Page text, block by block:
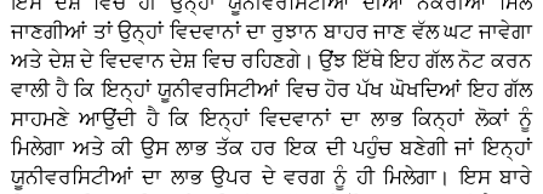
ਜਾਣਗੀਆਂ ਤਾਂ ਉਨ੍ਹਾਂ ਵਿਦਵਾਨਾਂ ਦਾ ਰੁਝਾਨ ਬਾਹਰ ਜਾਣ ਵੱਲ ਘਟ ਜਾਵੇਗਾ
ਅਤੇ ਦੇਸ਼ ਦੇ ਵਿਦਵਾਨ ਦੇਸ਼ ਵਿਚ ਰਹਿਣਗੇ। ਉਂਝ ਇੱਥੇ ਇਹ ਗੱਲ ਨੋਟ ਕਰਨ
ਵਾਲੀ ਹੈ ਕਿ ਇਨ੍ਹਾਂ ਯੂਨੀਵਰਸਿਟੀਆਂ ਵਿਚ ਹੋਰ ਪੱਖ ਘੋਖਦਿਆਂ ਇਹ ਗੱਲ
ਸਾਹਮਣੇ ਆਉਂਦੀ ਹੈ ਕਿ ਇਨ੍ਹਾਂ ਵਿਦਵਾਨਾਂ ਦਾ ਲਾਭ ਕਿਨ੍ਹਾਂ ਲੋਕਾਂ ਨੂੰ
ਮਿਲੇਗਾ ਅਤੇ ਕੀ ਉਸ ਲਾਭ ਤੱਕ ਹਰ ਇਕ ਦੀ ਪਹੁੰਚ ਬਣੇਗੀ ਜਾਂ ਇਨ੍ਹਾਂ
ਯੂਨੀਵਰਸਿਟੀਆਂ ਦਾ ਲਾਭ ਉਪਰ ਦੇ ਵਰਗ ਨੂੰ ਹੀ ਮਿਲੇਗਾ। ਇਸ ਬਾਰੇ